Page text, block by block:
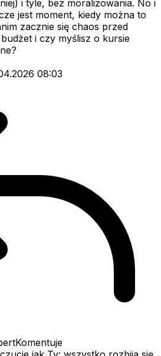
i tyle, bez moralizowania. No i
jest moment, kiedy można to
zacznie się chaos przed
i czy myślisz o kursie
08:03